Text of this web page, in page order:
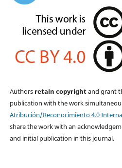
Authors retain copyrightand grant
publication with the work
Atribución/Reconocimiento 4.0
share the work with an
and initial publication in this journal.